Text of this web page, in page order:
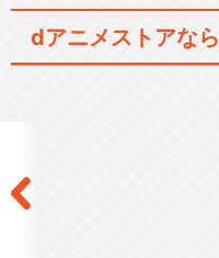
dアニメストアなら